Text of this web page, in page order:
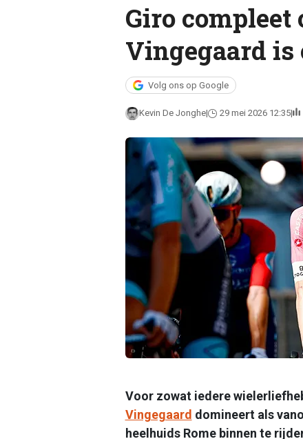
Giro compleet
Vingegaard is
Volg ons op Google
Kevin De Jonghe 29 mei 2026 12:35
Voor zowat iedere
Vingegaard domineert als
heelhuids Rome binnen te